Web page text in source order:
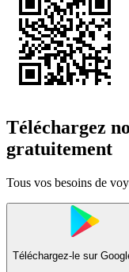
Téléchargez
gratuitement
Tous vos besoins de
Téléchargez-le sur